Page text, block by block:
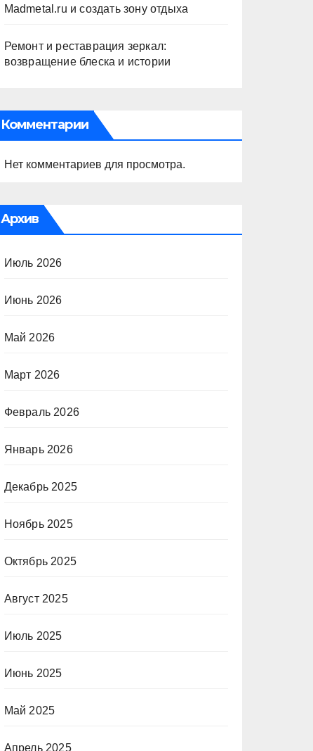
Madmetal.ru и создать зону отдыха
Ремонт и реставрация зеркал:
возвращение блеска и истории
Комментарии
Нет комментариев для просмотра.
Архив
Июль 2026
Июнь 2026
Май 2026
Март 2026
Февраль 2026
Январь 2026
Декабрь 2025
Ноябрь 2025
Октябрь 2025
Август 2025
Июль 2025
Июнь 2025
Май 2025
Апрель 2025